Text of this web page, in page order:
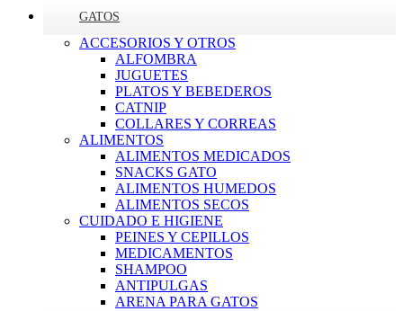
GATOS
ACCESORIOS Y OTROS
ALFOMBRA
JUGUETES
PLATOS Y BEBEDEROS
CATNIP
COLLARES Y CORREAS
ALIMENTOS
ALIMENTOS MEDICADOS
SNACKS GATO
ALIMENTOS HUMEDOS
ALIMENTOS SECOS
CUIDADO E HIGIENE
PEINES Y CEPILLOS
MEDICAMENTOS
SHAMPOO
ANTIPULGAS
ARENA PARA GATOS